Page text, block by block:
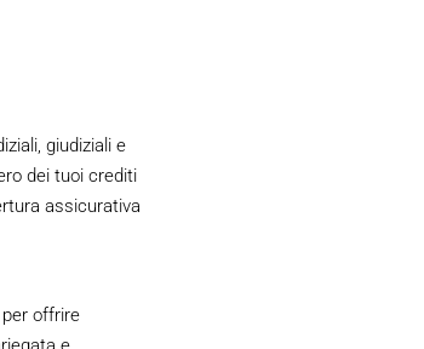
giudiziali e
dei tuoi crediti
assicurativa
offrire